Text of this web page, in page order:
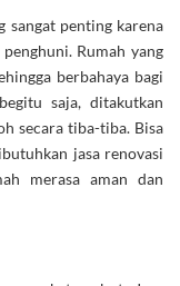
sangat penting karena
Rumah yang
berbahaya bagi
saja, ditakutkan
secara tiba-tiba. Bisa
jasa renovasi
merasa aman dan